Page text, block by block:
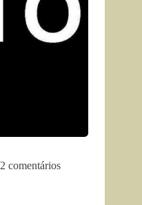
2 comentários